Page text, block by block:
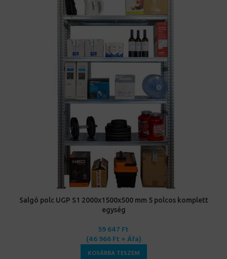
Salgó polc UGP S1 2000x1500x500 mm 5 polcos komplett
egység
59 647 Ft
(46 966Ft + Áfa)
KOSÁRBA TESZEM